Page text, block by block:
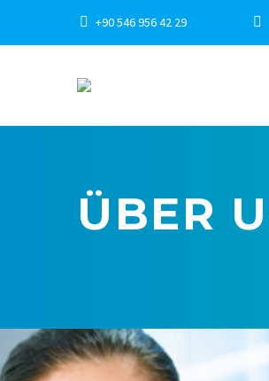
+90 546 956 42 29
ÜBER